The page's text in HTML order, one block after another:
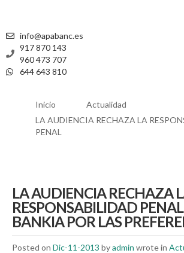
info@apabanc.es
917 870 143
960 473 707
644 643 810
Inicio
Actualidad
LA AUDIENCIA RECHAZA LA
PENAL
LA AUDIENCIA RECHAZA
RESPONSABILIDAD
BANKIA POR LAS
Posted on Dic-11-2013 byadmin wrote in